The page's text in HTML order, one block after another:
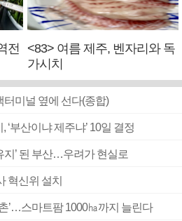
전
<83> 여름 제주, 벤자리와 독
가시치
터미널 옆에 선다(종합)
‘부산이냐 제주냐’ 10일 결정
지’ 된 부산…우려가 현실로
혁신위 설치
’…스마트팜 1000㏊까지 늘린다